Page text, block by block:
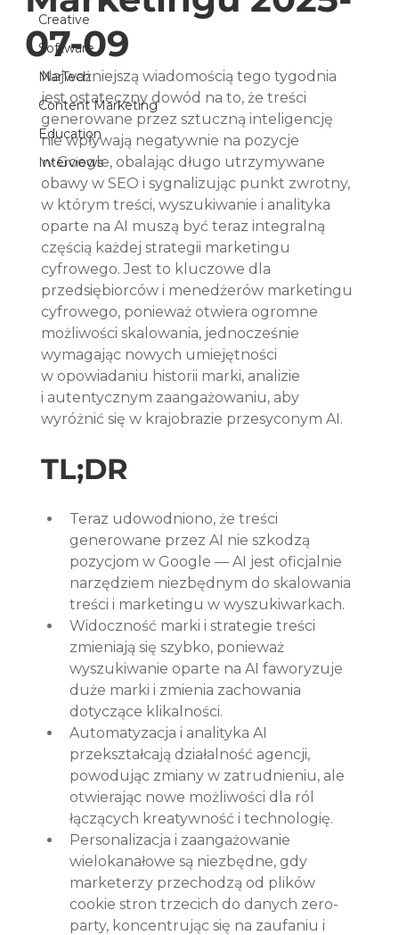
Creative
Software
MarTech
Content Marketing
Education
Interviews
07-09
Najważniejszą wiadomością tego tygodnia
jest ostateczny dowód na to, że treści
generowane przez sztuczną inteligencję
nie wpływają negatywnie na pozycje
w Google, obalając długo utrzymywane
obawy w SEO i sygnalizując punkt zwrotny,
w którym treści, wyszukiwanie i analityka
oparte na AI muszą być teraz integralną
częścią każdej strategii marketingu
cyfrowego. Jest to kluczowe dla
przedsiębiorców i menedżerów marketingu
cyfrowego, ponieważ otwiera ogromne
możliwości skalowania, jednocześnie
wymagając nowych umiejętności
w opowiadaniu historii marki, analizie
i autentycznym zaangażowaniu, aby
wyróżnić się w krajobrazie przesyconym AI.
TL;DR
Teraz udowodniono, że treści
generowane przez AI nie szkodzą
pozycjom w Google — AI jest oficjalnie
narzędziem niezbędnym do skalowania
treści i marketingu w wyszukiwarkach.
Widoczność marki i strategie treści
zmieniają się szybko, ponieważ
wyszukiwanie oparte na AI faworyzuje
duże marki i zmienia zachowania
dotyczące klikalności.
Automatyzacja i analityka AI
przekształcają działalność agencji,
powodując zmiany w zatrudnieniu, ale
otwierając nowe możliwości dla ról
łączących kreatywność i technologię.
Personalizacja i zaangażowanie
wielokanałowe są niezbędne, gdy
marketerzy przechodzą od plików
cookie stron trzecich do danych zero-
party, koncentrując się na zaufaniu i